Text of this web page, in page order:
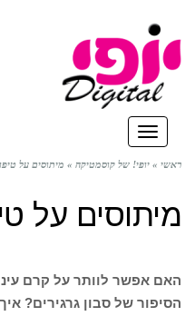
תפריט
ראשי » יופי! של קוסמטיקה » מיתוסים על
מיתוסים על
האם אפשר לוותר על קרם
הסיפור של סבון גרגירים?